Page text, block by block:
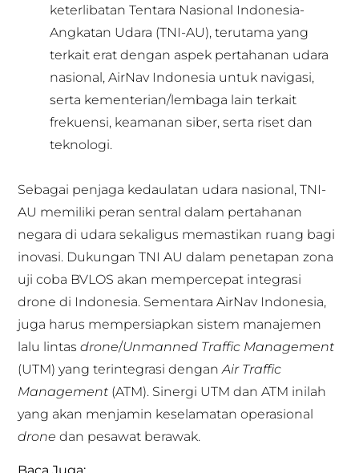
keterlibatan Tentara Nasional Indonesia-
Angkatan Udara (TNI-AU), terutama yang
terkait erat dengan aspek pertahanan udara
nasional, AirNav Indonesia untuk navigasi,
serta kementerian/lembaga lain terkait
frekuensi, keamanan siber, serta riset dan
teknologi.
Sebagai penjaga kedaulatan udara nasional, TNI-
AU memiliki peran sentral dalam pertahanan
negara di udara sekaligus memastikan ruang bagi
inovasi. Dukungan TNI AU dalam penetapan zona
uji coba BVLOS akan mempercepat integrasi
drone di Indonesia. Sementara AirNav Indonesia,
juga harus mempersiapkan sistem manajemen
lalu lintasdrone/Unmanned Traffic Management
(UTM) yang terintegrasi denganAir Traffic
Management (ATM). Sinergi UTM dan ATM inilah
yang akan menjamin keselamatan operasional
drone dan pesawat berawak.